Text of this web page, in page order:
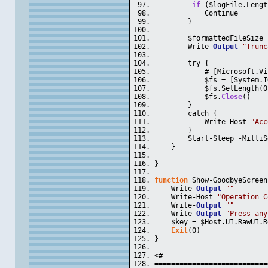
if
Continue
}
$formattedFileSize =
Write-Output
try {
#
$fs =
$fs. Close()
}
catch {
Write-Host
}
Start-Sleep -
}
}
function Show-
Write-Output
""
Write-Host
"Operation
Write-Output
""
Write-Output
"Press
$key =
Exit(0)
}
<#